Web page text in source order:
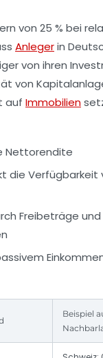
von 25 % bei
Anlegerin
von ihren
von
auf Immobilien
Nettorendite
die Verfügbarkeit
Freibeträge
Beispiel